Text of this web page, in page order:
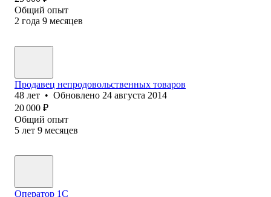
Общий опыт
2 года 9 месяцев
Продавец непродовольственных товаров
48 лет • Обновлено 24 августа 2014
20 000 ₽
Общий опыт
5 лет 9 месяцев
Оператор 1C